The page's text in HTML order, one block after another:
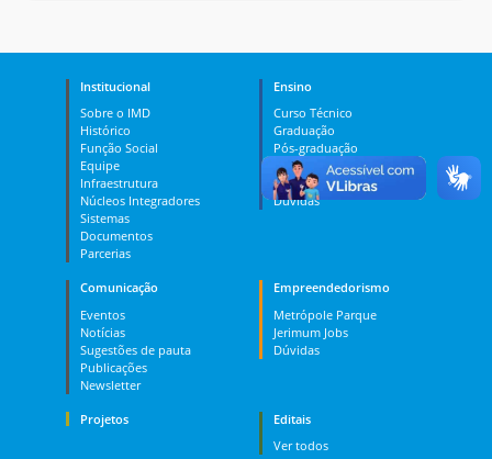
Institucional
Sobre o IMD
Histórico
Função Social
Equipe
Infraestrutura
Núcleos Integradores
Sistemas
Documentos
Parcerias
Ensino
Curso Técnico
Graduação
Pós-graduação
PES
MOOC
Dúvidas
Comunicação
Eventos
Notícias
Sugestões de pauta
Publicações
Newsletter
Empreendedorismo
Metrópole Parque
Jerimum Jobs
Dúvidas
Projetos
Editais
Ver todos